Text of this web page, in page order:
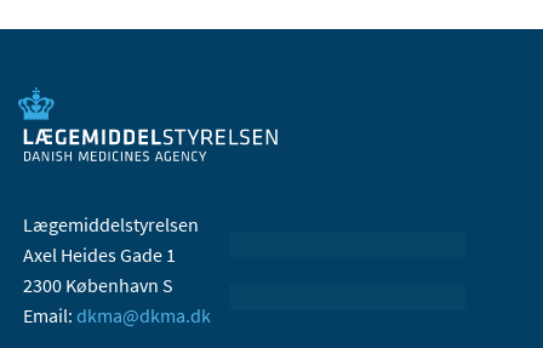
Lægemiddelstyrelsen
Axel Heides Gade 1
2300 København S
Email: dkma@dkma.dk